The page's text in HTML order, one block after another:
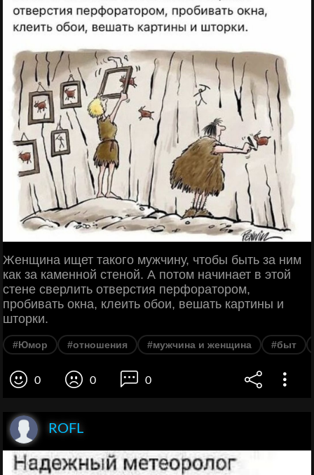
Женщина ищет такого мужчину, чтобы быть за ним
как за каменной стеной. А потом начинает в этой
стене сверлить отверстия перфоратором,
пробивать окна, клеить обои, вешать картины и
шторки.
#Юмор #отношения #мужчина и женщина #быт
0 0 0
ROFL